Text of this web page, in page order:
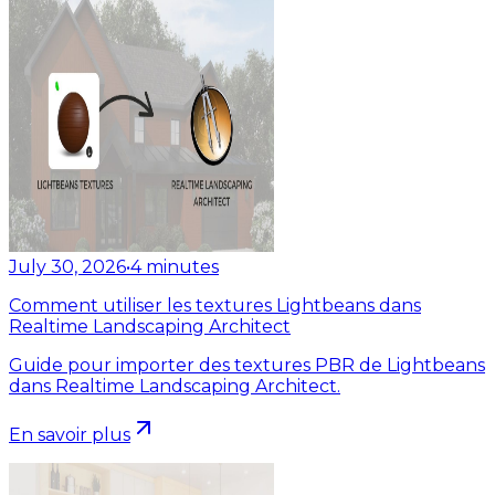
July 30, 2026•4 minutes
Comment utiliser les textures Lightbeans dans
Realtime Landscaping Architect
Guide pour importer des textures PBR de Lightbeans
dans Realtime Landscaping Architect.
En savoir plus